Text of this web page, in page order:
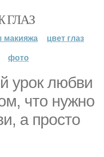
макияжа
цвет глаз
фото
урок любви
что нужно
а просто